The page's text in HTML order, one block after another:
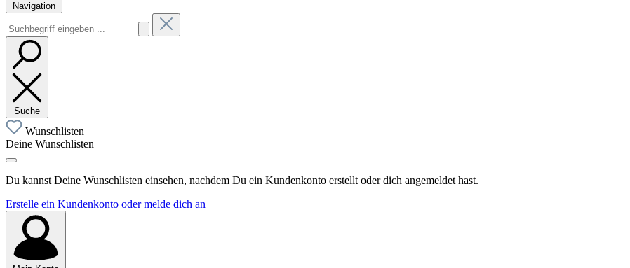
Navigation
Suche
Wunschlisten
Deine Wunschlisten
Du kannst Deine Wunschlisten einsehen, nachdem Du ein Kundenkonto erstellt oder dich angemeldet hast.
Erstelle ein Kundenkonto oder melde dich an